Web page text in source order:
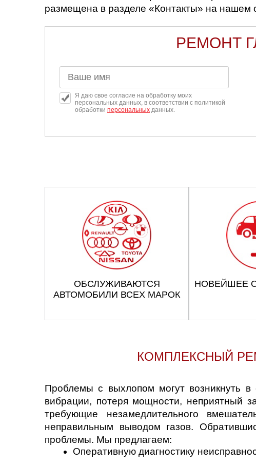
Екатеринбург
Казань
Красноярск
Нижний Новгород
Одинцово
Орёл
Петрозаводск
Ростов-на-Дону
Самара
размещена в разделе «Контакты» на нашем
РЕМОНТ
Я даю свое согласие на обработку моих
персональных данных, в соответствии с политикой
обработки персональных данных.
ОБСЛУЖИВАЮТСЯ
АВТОМОБИЛИ ВСЕХ МАРОК
НОВЕЙШЕЕ
КОМПЛЕКСНЫЙ
Проблемы с выхлопом могут возникнуть
вибрации, потеря мощности, неприятный
требующие незамедлительного
неправильным выводом газов.
проблемы. Мы предлагаем:
Оперативную диагностику